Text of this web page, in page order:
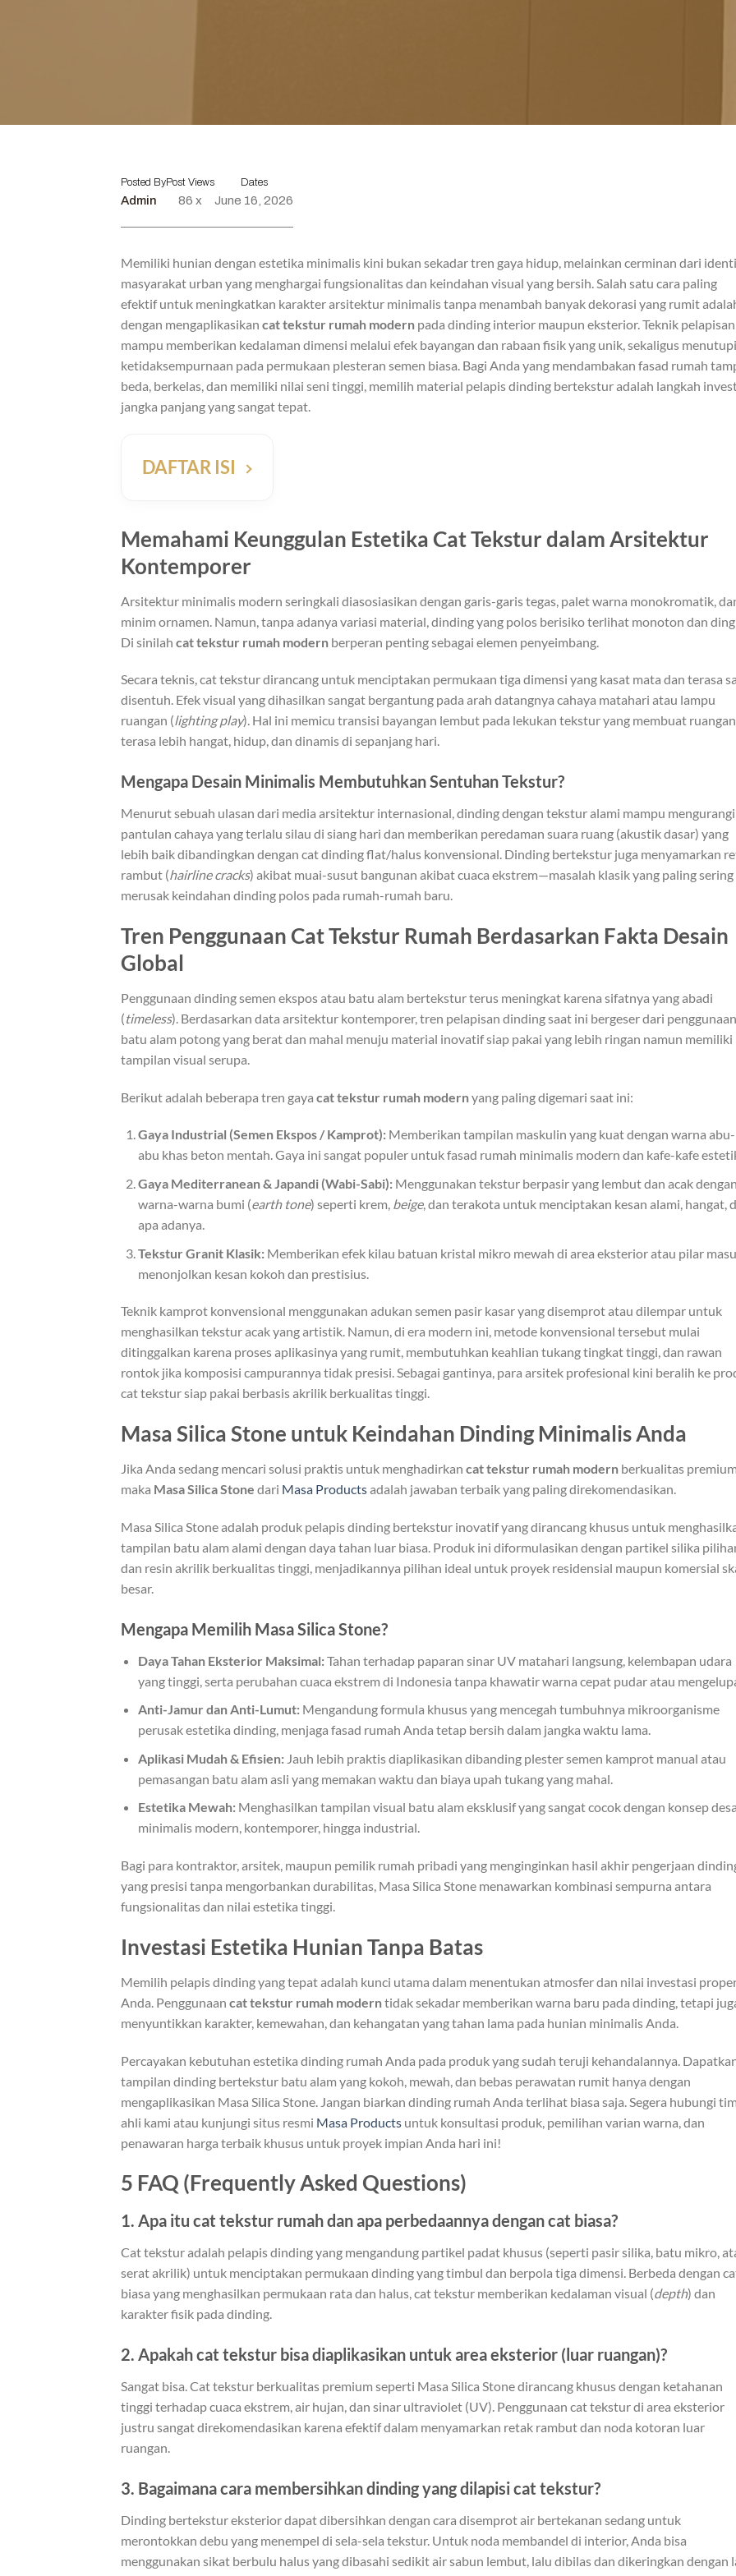
Posted By
Admin
Post Views
86 x
Dates
June 16, 2026
Memiliki hunian dengan estetika minimalis kini bukan sekadar tren gaya hidup, melainkan cerminan dari
masyarakat urban yang menghargai fungsionalitas dan keindahan visual yang bersih. Salah satu cara paling
efektif untuk meningkatkan karakter arsitektur minimalis tanpa menambah banyak dekorasi yang rumit
dengan mengaplikasikan cat tekstur rumah modern pada dinding interior maupun eksterior. Teknik
mampu memberikan kedalaman dimensi melalui efek bayangan dan rabaan fisik yang unik, sekaligus menutupi
ketidaksempurnaan pada permukaan plesteran semen biasa. Bagi Anda yang mendambakan fasad rumah
beda, berkelas, dan memiliki nilai seni tinggi, memilih material pelapis dinding bertekstur adalah langkah
jangka panjang yang sangat tepat.
DAFTAR ISI
Memahami Keunggulan Estetika Cat Tekstur dalam Arsitektur
Kontemporer
Arsitektur minimalis modern seringkali diasosiasikan dengan garis-garis tegas, palet warna monokromatik,
minim ornamen. Namun, tanpa adanya variasi material, dinding yang polos berisiko terlihat monoton dan
Di sinilah cat tekstur rumah modern berperan penting sebagai elemen penyeimbang.
Secara teknis, cat tekstur dirancang untuk menciptakan permukaan tiga dimensi yang kasat mata dan terasa
disentuh. Efek visual yang dihasilkan sangat bergantung pada arah datangnya cahaya matahari atau lampu
ruangan (lighting play). Hal ini memicu transisi bayangan lembut pada lekukan tekstur yang membuat ruangan
terasa lebih hangat, hidup, dan dinamis di sepanjang hari.
Mengapa Desain Minimalis Membutuhkan Sentuhan Tekstur?
Menurut sebuah ulasan dari media arsitektur internasional, dinding dengan tekstur alami mampu mengurangi
pantulan cahaya yang terlalu silau di siang hari dan memberikan peredaman suara ruang (akustik dasar) yang
lebih baik dibandingkan dengan cat dinding flat/halus konvensional. Dinding bertekstur juga menyamarkan
rambut (hairline cracks) akibat muai-susut bangunan akibat cuaca ekstrem—masalah klasik yang paling sering
merusak keindahan dinding polos pada rumah-rumah baru.
Tren Penggunaan Cat Tekstur Rumah Berdasarkan Fakta Desain
Global
Penggunaan dinding semen ekspos atau batu alam bertekstur terus meningkat karena sifatnya yang abadi
(timeless). Berdasarkan data arsitektur kontemporer, tren pelapisan dinding saat ini bergeser dari penggunaan
batu alam potong yang berat dan mahal menuju material inovatif siap pakai yang lebih ringan namun memiliki
tampilan visual serupa.
Berikut adalah beberapa tren gaya cat tekstur rumah modernyang paling digemari saat ini:
Gaya Industrial (Semen Ekspos / Kamprot):Memberikan tampilan maskulin yang kuat dengan warna abu-
abu khas beton mentah. Gaya ini sangat populer untuk fasad rumah minimalis modern dan kafe-kafe
Gaya Mediterranean & Japandi (Wabi-Sabi):Menggunakan tekstur berpasir yang lembut dan acak dengan
warna-warna bumi (earth tone) seperti krem, beige, dan terakota untuk menciptakan kesan alami, hangat,
apa adanya.
Tekstur Granit Klasik:Memberikan efek kilau batuan kristal mikro mewah di area eksterior atau pilar
menonjolkan kesan kokoh dan prestisius.
Teknik kamprot konvensional menggunakan adukan semen pasir kasar yang disemprot atau dilempar untuk
menghasilkan tekstur acak yang artistik. Namun, di era modern ini, metode konvensional tersebut mulai
ditinggalkan karena proses aplikasinya yang rumit, membutuhkan keahlian tukang tingkat tinggi, dan rawan
rontok jika komposisi campurannya tidak presisi. Sebagai gantinya, para arsitek profesional kini beralih ke
cat tekstur siap pakai berbasis akrilik berkualitas tinggi.
Masa Silica Stone untuk Keindahan Dinding Minimalis Anda
Jika Anda sedang mencari solusi praktis untuk menghadirkan cat tekstur rumah modern berkualitas
maka Masa Silica Stone dari Masa Productsadalah jawaban terbaik yang paling direkomendasikan.
Masa Silica Stone adalah produk pelapis dinding bertekstur inovatif yang dirancang khusus untuk
tampilan batu alam alami dengan daya tahan luar biasa. Produk ini diformulasikan dengan partikel silika
dan resin akrilik berkualitas tinggi, menjadikannya pilihan ideal untuk proyek residensial maupun komersial
besar.
Mengapa Memilih Masa Silica Stone?
Daya Tahan Eksterior Maksimal:Tahan terhadap paparan sinar UV matahari langsung, kelembapan udara
yang tinggi, serta perubahan cuaca ekstrem di Indonesia tanpa khawatir warna cepat pudar atau
Anti-Jamur dan Anti-Lumut:Mengandung formula khusus yang mencegah tumbuhnya mikroorganisme
perusak estetika dinding, menjaga fasad rumah Anda tetap bersih dalam jangka waktu lama.
Aplikasi Mudah & Efisien:Jauh lebih praktis diaplikasikan dibanding plester semen kamprot manual atau
pemasangan batu alam asli yang memakan waktu dan biaya upah tukang yang mahal.
Estetika Mewah:Menghasilkan tampilan visual batu alam eksklusif yang sangat cocok dengan konsep
minimalis modern, kontemporer, hingga industrial.
Bagi para kontraktor, arsitek, maupun pemilik rumah pribadi yang menginginkan hasil akhir pengerjaan
yang presisi tanpa mengorbankan durabilitas, Masa Silica Stone menawarkan kombinasi sempurna antara
fungsionalitas dan nilai estetika tinggi.
Investasi Estetika Hunian Tanpa Batas
Memilih pelapis dinding yang tepat adalah kunci utama dalam menentukan atmosfer dan nilai investasi
Anda. Penggunaan cat tekstur rumah moderntidak sekadar memberikan warna baru pada dinding, tetapi
menyuntikkan karakter, kemewahan, dan kehangatan yang tahan lama pada hunian minimalis Anda.
Percayakan kebutuhan estetika dinding rumah Anda pada produk yang sudah teruji kehandalannya.
tampilan dinding bertekstur batu alam yang kokoh, mewah, dan bebas perawatan rumit hanya dengan
mengaplikasikan Masa Silica Stone. Jangan biarkan dinding rumah Anda terlihat biasa saja. Segera hubungi tim
ahli kami atau kunjungi situs resmi Masa Products untuk konsultasi produk, pemilihan varian warna, dan
penawaran harga terbaik khusus untuk proyek impian Anda hari ini!
5 FAQ (Frequently Asked Questions)
1. Apa itu cat tekstur rumah dan apa perbedaannya dengan cat biasa?
Cat tekstur adalah pelapis dinding yang mengandung partikel padat khusus (seperti pasir silika, batu mikro,
serat akrilik) untuk menciptakan permukaan dinding yang timbul dan berpola tiga dimensi. Berbeda dengan
biasa yang menghasilkan permukaan rata dan halus, cat tekstur memberikan kedalaman visual (depth) dan
karakter fisik pada dinding.
2. Apakah cat tekstur bisa diaplikasikan untuk area eksterior (luar ruangan)?
Sangat bisa. Cat tekstur berkualitas premium seperti Masa Silica Stone dirancang khusus dengan ketahanan
tinggi terhadap cuaca ekstrem, air hujan, dan sinar ultraviolet (UV). Penggunaan cat tekstur di area eksterior
justru sangat direkomendasikan karena efektif dalam menyamarkan retak rambut dan noda kotoran luar
ruangan.
3. Bagaimana cara membersihkan dinding yang dilapisi cat tekstur?
Dinding bertekstur eksterior dapat dibersihkan dengan cara disemprot air bertekanan sedang untuk
merontokkan debu yang menempel di sela-sela tekstur. Untuk noda membandel di interior, Anda bisa
menggunakan sikat berbulu halus yang dibasahi sedikit air sabun lembut, lalu dibilas dan dikeringkan dengan